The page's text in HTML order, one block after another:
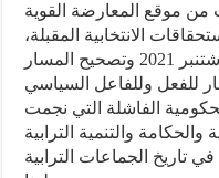
من موقع المعارضة القوية
الانتخابية المقبلة،
لمعالجة مخلفات انتخابات 08 شتنبر 2021 وتصحيح المسار
للفعل وللفاعل السياسي
الفاشلة التي نجمت
والتنمية الترابية
الجماعات الترابية